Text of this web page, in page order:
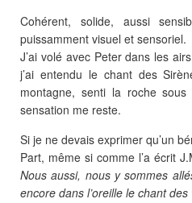
Cohérent, solide, aussi
puissamment visuel et
J’ai volé avec Peter dans les
j’ai entendu le chant des
montagne, senti la roche
sensation me reste.
Si je ne devais exprimer qu’un
Part, même si comme l’a écrit
Nous aussi, nous y sommes
encore dans l’oreille le chant des